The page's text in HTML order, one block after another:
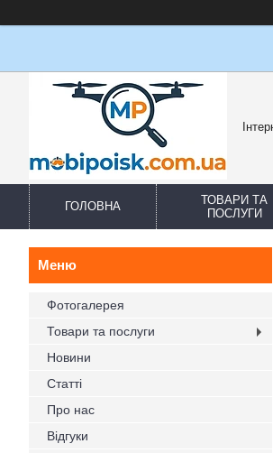
ГОЛОВНА
ТОВАРИ ТА
ПОСЛУГИ
Фотогалерея
Товари та послуги
Новини
Статті
Про нас
Відгуки